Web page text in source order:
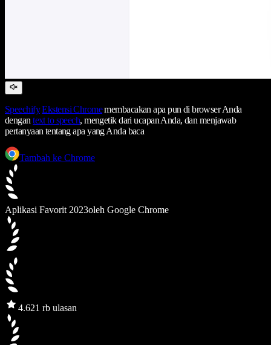
Speechify Ekstensi Chromemembacakan apa pun di browser Anda
dengantext to speech, mengetik dari ucapan Anda, dan menjawab
pertanyaan tentang apa yang Anda baca
Tambah ke Chrome
Aplikasi Favorit 2023oleh Google Chrome
4.621 rb ulasan